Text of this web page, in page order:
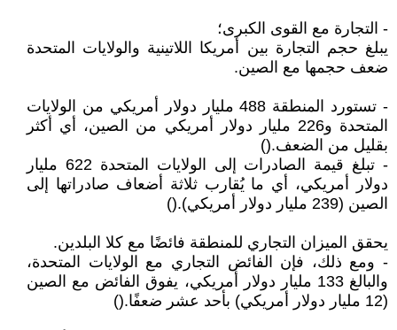
- التجارة مع القوى الكبرى؛
يبلغ حجم التجارة بين أمريكا اللاتينية والولايات المتحدة
ضعف حجمها مع الصين.
- تستورد المنطقة 488 مليار دولار أمريكي من الولايات
المتحدة و226 مليار دولار أمريكي من الصين، أي أكثر
بقليل من الضعف.()
- تبلغ قيمة الصادرات إلى الولايات المتحدة 622 مليار
دولار أمريكي، أي ما يُقارب ثلاثة أضعاف صادراتها إلى
الصين (239 مليار دولار أمريكي).()
يحقق الميزان التجاري للمنطقة فائضًا مع كلا البلدين.
- ومع ذلك، فإن الفائض التجاري مع الولايات المتحدة،
والبالغ 133 مليار دولار أمريكي، يفوق الفائض مع الصين
(12 مليار دولار أمريكي) بأحد عشر ضعفًا.()